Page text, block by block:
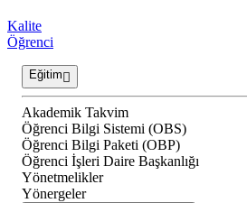
Kalite
Öğrenci
Eğitim
Akademik Takvim
Öğrenci Bilgi Sistemi (OBS)
Öğrenci Bilgi Paketi (OBP)
Öğrenci İşleri Daire Başkanlığı
Yönetmelikler
Yönergeler